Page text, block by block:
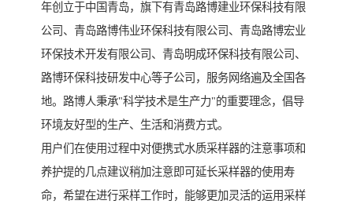
年创立于中国青岛，旗下有青岛路博建业环保科技有限
公司、青岛路博伟业环保科技有限公司、青岛路博宏业
环保技术开发有限公司、青岛明成环保科技有限公司、
路博环保科技研发中心等子公司，服务网络遍及全国各
地。路博人秉承"科学技术是生产力"的重要理念，倡导
环境友好型的生产、生活和消费方式。
用户们在使用过程中对便携式水质采样器的注意事项和
养护提的几点建议稍加注意即可延长采样器的使用寿
命，希望在进行采样工作时，能够更加灵活的运用采样